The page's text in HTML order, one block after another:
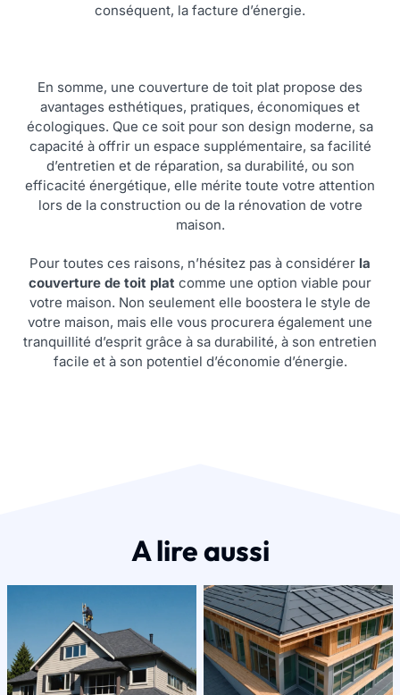
conséquent, la facture d’énergie.
En somme, une couverture de toit plat propose des
avantages esthétiques, pratiques, économiques et
écologiques. Que ce soit pour son design moderne, sa
capacité à offrir un espace supplémentaire, sa facilité
d’entretien et de réparation, sa durabilité, ou son
efficacité énergétique, elle mérite toute votre attention
lors de la construction ou de la rénovation de votre
maison.
Pour toutes ces raisons, n’hésitez pas à considérer la
couverture de toit plat comme une option viable pour
votre maison. Non seulement elle boostera le style de
votre maison, mais elle vous procurera également une
tranquillité d’esprit grâce à sa durabilité, à son entretien
facile et à son potentiel d’économie d’énergie.
A lire aussi